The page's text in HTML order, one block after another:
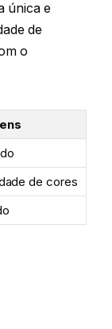
única e
de
o
de cores